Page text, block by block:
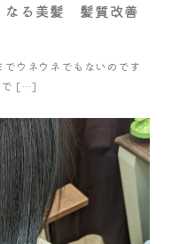
なる美髪 髪質改善
ウネウネでもないのです
で […]